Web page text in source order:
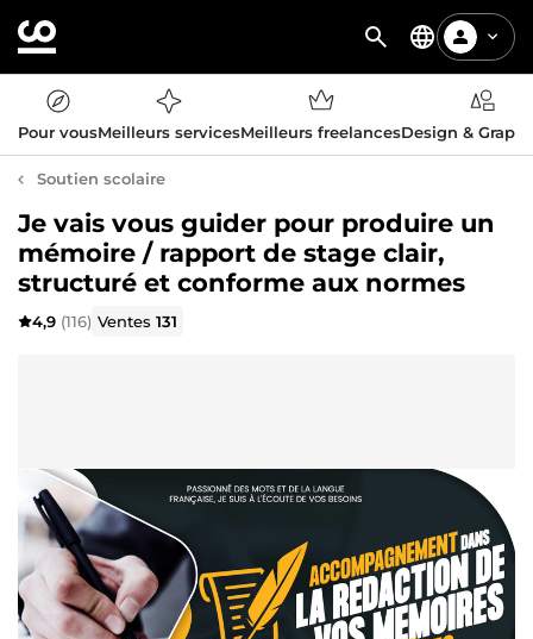
Pour vousMeilleurs servicesMeilleurs freelancesDesign &
Soutien scolaire
Je vais vous guider pour produire un
mémoire / rapport de stage clair,
structuré et conforme aux normes
4,9 (116) Ventes131